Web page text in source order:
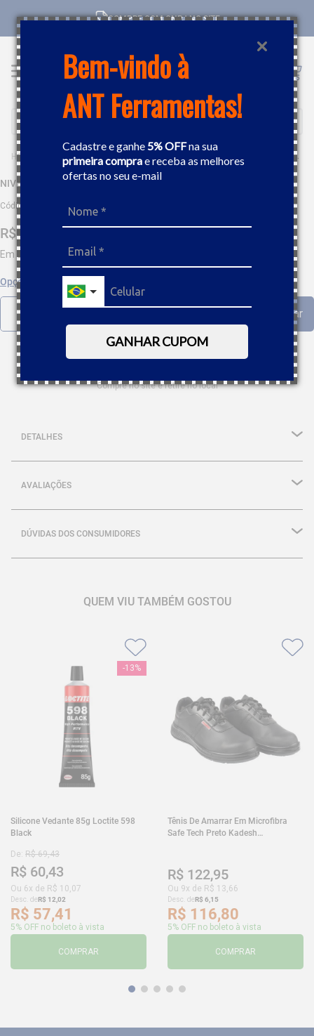
Bem-vindo à
ANT Ferramentas!
Cadastre e ganhe5% OFFna sua
primeira comprae receba as melhores
ofertas no seu e-mail
GANHAR CUPOM
COMPRE COM CNPJ NO SITE
Buscar
FERRAMENTAS MANUAIS NÍVEL NIVEL ALUMINIO BASE MAGNÉTICA 12" STANLEY 42-886S
NIVEL ALUMINIO BASE MAGNÉTICA 12" STANLEY 42-886S
Código
R$ 41
Em até 10,30sem juros
Opções de parcelamento
Compre no site e retire no local
DETALHES
AVALIAÇÕES
DÚVIDAS DOS CONSUMIDORES
QUEM VIU TAMBÉM GOSTOU
-13%
Silicone Vedante 85g Loctite 598
Black
De: R$ 69,43
R$ 60,43
Ou 6x de R$ 10,07
Desc. deR$ 12,02
R$ 57,41
5% OFF no boleto à vista
COMPRAR
Tênis De Amarrar Em Microfibra
Safe Tech Preto Kadesh
R$ 122,95
Ou 9x de R$ 13,66
Desc. deR$ 6,15
R$ 116,80
5% OFF no boleto à vista
COMPRAR